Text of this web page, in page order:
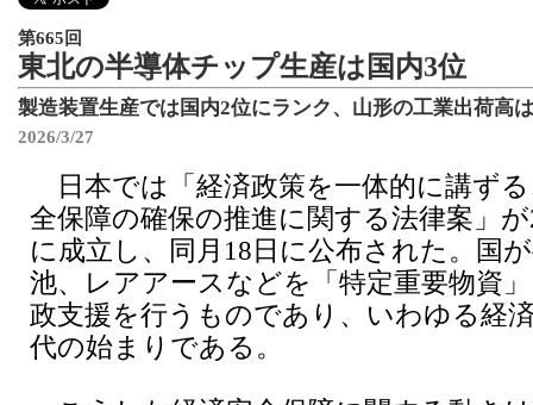
第665回
東北の半導体チップ生産は国内3位
製造装置生産では国内2位にランク、山形の工業出荷高
2026/3/27
日本では「経済政策を一体的に講ず
全保障の確保の推進に関する法律案」が
に成立し、同月18日に公布された。国
池、レアアースなどを「特定重要物資
政支援を行うものであり、いわゆる経
代の始まりである。